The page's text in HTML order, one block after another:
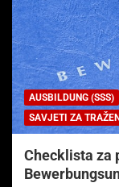
AUSBILDUNG (SSS)
SAVJETI ZA
Checklista za